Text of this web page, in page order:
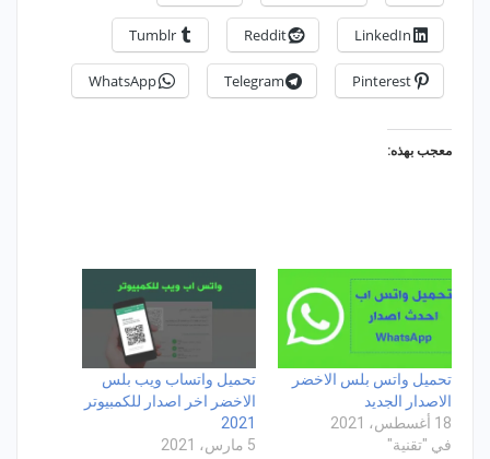
LinkedIn
Reddit
Tumblr
Pinterest
Telegram
WhatsApp
معجب بهذه:
تحميل واتس بلس الاخضر
الاصدار الجديد
18 أغسطس، 2021
في "تقنية"
تحميل واتساب ويب بلس
الاخضر اخر اصدار للكمبيوتر
2021
5 مارس، 2021